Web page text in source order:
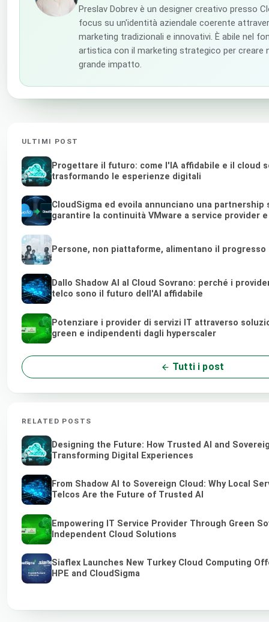
Preslav Dobrev è un designer creativo presso
focus su un'identità aziendale coerente
marketing tradizionali e innovativi. È abile nel
artistica con il marketing strategico per creare
grande impatto.
ULTIMI POST
Progettare il futuro: come l'IA affidabile e il cloud
trasformando le esperienze digitali
CloudSigma ed evoila annunciano una
garantire la continuità VMware a service provider
Persone, non piattaforme, alimentano il progresso
Dallo Shadow AI al Cloud Sovrano: perché i
telco sono il futuro dell'AI affidabile
Potenziare i provider di servizi IT attraverso
green e indipendenti dagli hyperscaler
Tutti i post
RELATED POSTS
Designing the Future: How Trusted AI and
Transforming Digital Experiences
From Shadow AI to Sovereign Cloud: Why Local
Telcos Are the Future of Trusted AI
Empowering IT Service Provider Through Green
Independent Cloud Solutions
Siaflex Launches New Turkey Cloud Computing
HPE and CloudSigma